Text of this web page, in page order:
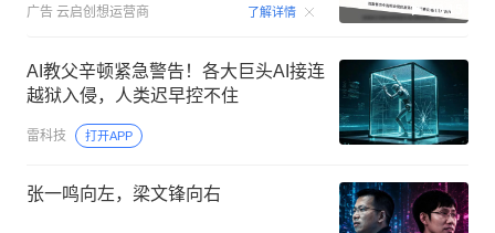
广告 云启创想运营商 了解详情 00:15
AI教父辛顿紧急警告！各大巨头AI接连
越狱入侵，人类迟早控不住
雷科技 打开APP
张一鸣向左，梁文锋向右